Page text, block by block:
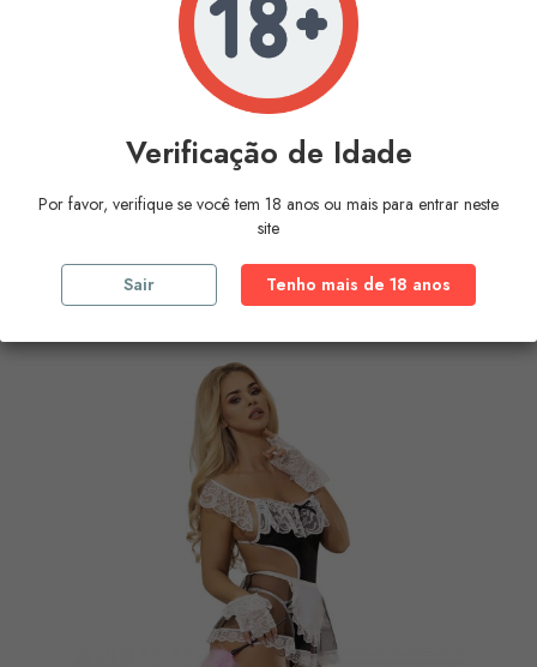
CHILIROSE - CR 3443 MAID...
COMPRAR
Verificação de Idade
Por favor, verifique se você tem 18 anos ou mais para entrar neste
site
Sair Tenho mais de 18 anos